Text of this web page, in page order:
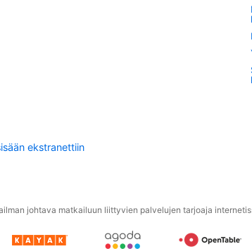
ekstranettiin
johtava matkailuun liittyvien palvelujen tarjoaja